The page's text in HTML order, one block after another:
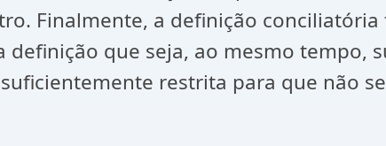
Finalmente, a definição
definição que seja, ao mesmo
restrita para que não